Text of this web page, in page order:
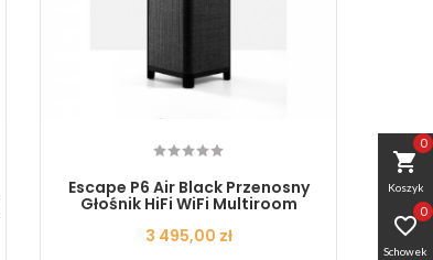
Escape P6 Air Black Przenosny
Głośnik HiFi WiFi Multiroom
Cena
3 495,00 zł
shopping_cart
Koszyk
0

Schowek
0